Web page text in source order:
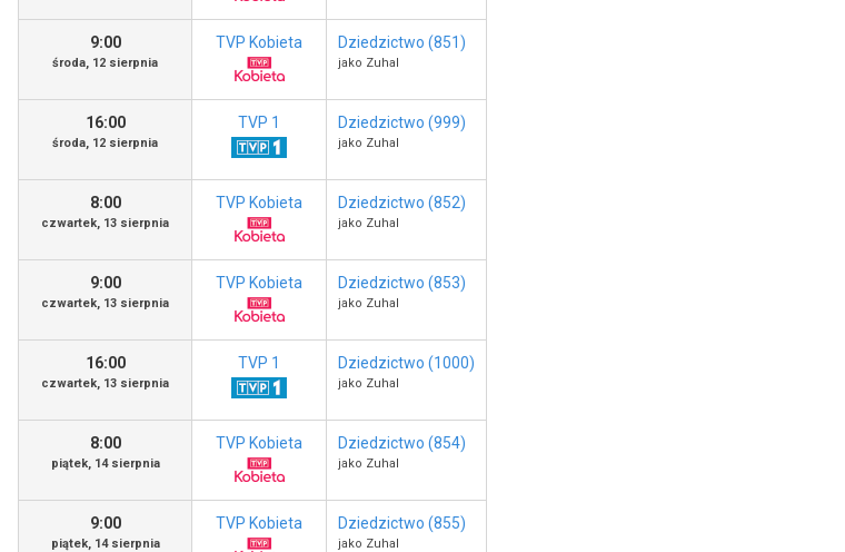
9:00
środa, 12 sierpnia
TVP Kobieta Dziedzictwo (851)
jako Zuhal
16:00
środa, 12 sierpnia
TVP 1 Dziedzictwo (999)
jako Zuhal
8:00
czwartek, 13 sierpnia
TVP Kobieta Dziedzictwo (852)
jako Zuhal
9:00
czwartek, 13 sierpnia
TVP Kobieta Dziedzictwo (853)
jako Zuhal
16:00
czwartek, 13 sierpnia
TVP 1 Dziedzictwo (1000)
jako Zuhal
8:00
piątek, 14 sierpnia
TVP Kobieta Dziedzictwo (854)
jako Zuhal
9:00
piątek, 14 sierpnia
TVP Kobieta Dziedzictwo (855)
jako Zuhal